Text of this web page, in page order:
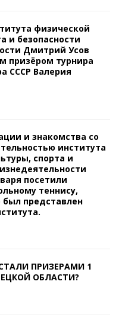
физической
и безопасности
Дмитрий Усов
призёром турнира
СССР Валерия
и знакомства со
института
спорта и
посетили
теннису,
был представлен
ПРИЗЕРАМИ 1
ОБЛАСТИ?